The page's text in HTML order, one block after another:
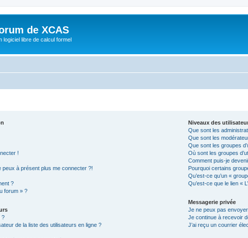
de XCAS
logiciel libre de calcul formel
!
peux à présent plus me connecter ?!
?
forum » ?
?
de la liste des utilisateurs en ligne ?
Niveaux des
Que sont les
Que sont les
Que sont les groupes
Où sont les groupes
Comment puis-je
Pourquoi certains
Qu’est-ce qu’un «
Qu’est-ce que le lien «
Messagerie privée
Je ne peux pas
Je continue à recevoir
J’ai reçu un courrier